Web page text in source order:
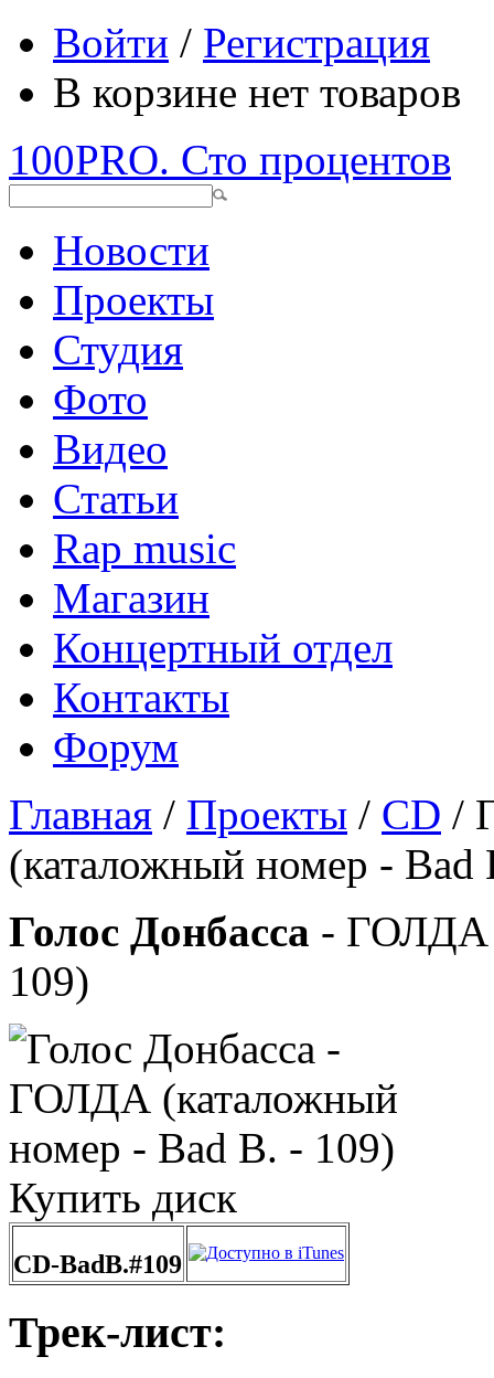
Войти / Регистрация
В корзине нет товаров
100PRO. Сто процентов
Новости
Проекты
Студия
Фото
Видео
Статьи
Rap music
Магазин
Концертный отдел
Контакты
Форум
Главная / Проекты / CD /
(каталожный номер - Bad
Голос Донбасса - ГОЛДА
109)
Купить диск
CD-BadB.#109
Трек-лист: